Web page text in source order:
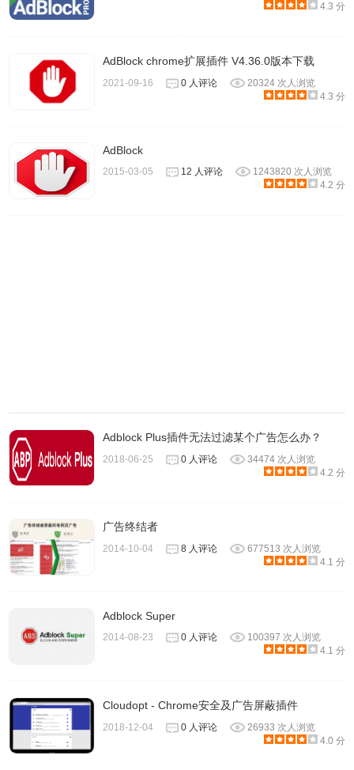
4.3 分
AdBlock chrome扩展插件 V4.36.0版本下载
2021-09-16 0 人评论
20324 次人浏览
4.3 分
AdBlock
2015-03-05 12 人评论
1243820 次人浏览
4.2 分
Adblock Plus插件无法过滤某个广告怎么办？
2018-06-25 0 人评论
34474 次人浏览
4.2 分
广告终结者
2014-10-04 8 人评论
677513 次人浏览
4.1 分
Adblock Super
2014-08-23 0 人评论
100397 次人浏览
4.1 分
Cloudopt - Chrome安全及广告屏蔽插件
2018-12-04 0 人评论
26933 次人浏览
4.0 分